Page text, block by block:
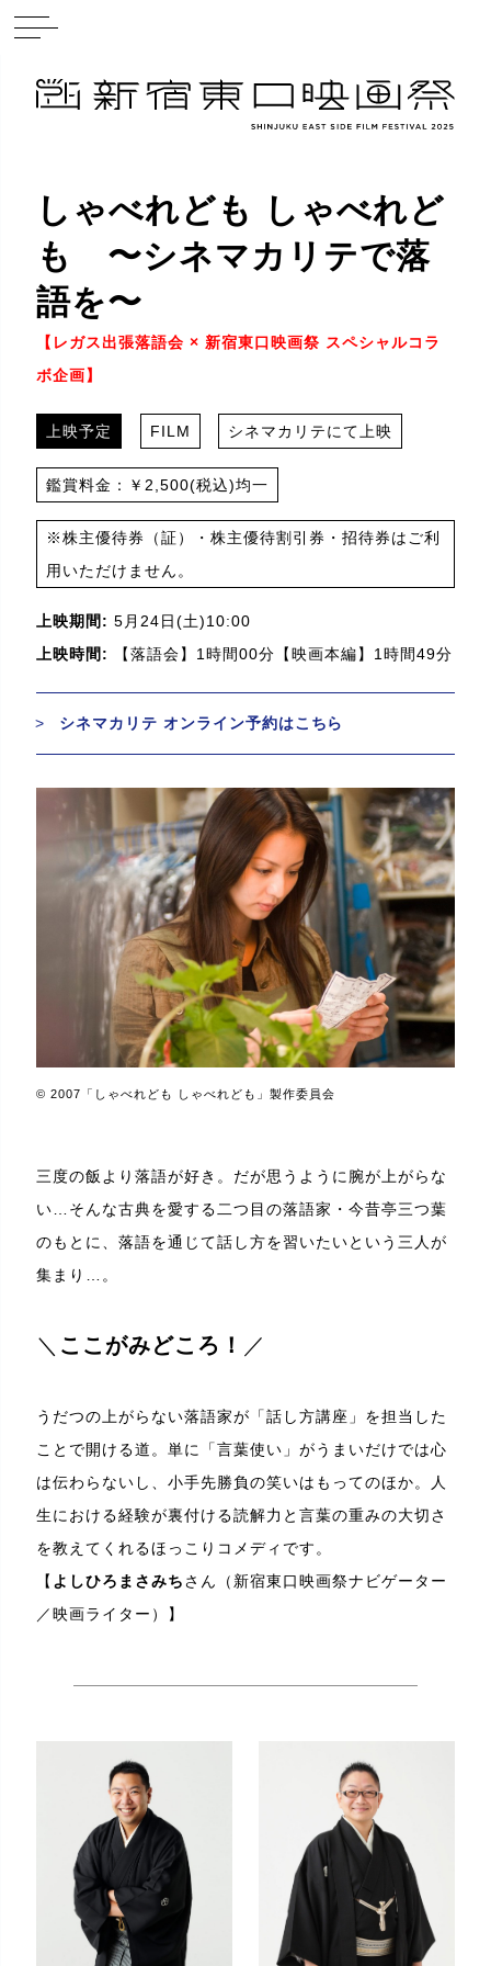
しゃべれども しゃべれど
も 〜シネマカリテで落
語を〜
【レガス出張落語会 × 新宿東口映画祭 スペシャルコラ
ボ企画】
上映予定 FILM シネマカリテにて上映
鑑賞料金：￥2,500(税込)均一
※株主優待券（証）・株主優待割引券・招待券はご利
用いただけません。
上映期間: 5月24日(土)10:00
上映時間:
【落語会】1時間00分【映画本編】1時間49分
シネマカリテ オンライン予約はこちら
© 2007「しゃべれども しゃべれども」製作委員会
三度の飯より落語が好き。だが思うように腕が上がらな
い…そんな古典を愛する二つ目の落語家・今昔亭三つ葉
のもとに、落語を通じて話し方を習いたいという三人が
集まり…。
＼ ここがみどころ！ ／
うだつの上がらない落語家が「話し方講座」を担当した
ことで開ける道。単に「言葉使い」がうまいだけでは心
は伝わらないし、小手先勝負の笑いはもってのほか。人
生における経験が裏付ける読解力と言葉の重みの大切さ
を教えてくれるほっこりコメディです。
【 よしひろまさみちさん（新宿東口映画祭ナビゲーター
／映画ライター）】